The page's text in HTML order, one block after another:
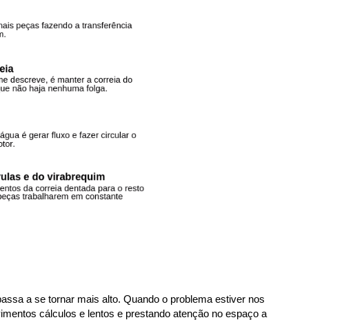
a se tornar mais alto. Quando o problema estiver nos
cálculos e lentos e prestando atenção no espaço a